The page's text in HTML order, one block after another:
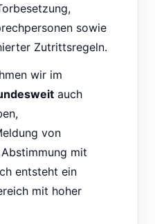
sowie
Zutrittsregeln.
wir im
auch
von
mit
entsteht ein
mit hoher